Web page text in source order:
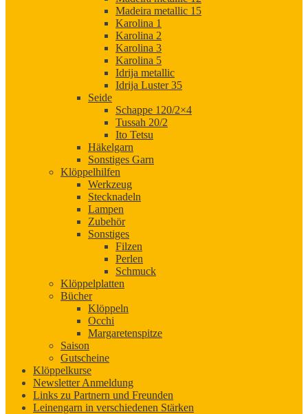
Madeira metallic 15
Karolina 1
Karolina 2
Karolina 3
Karolina 5
Idrija metallic
Idrija Luster 35
Seide
Schappe 120/2×4
Tussah 20/2
Ito Tetsu
Häkelgarn
Sonstiges Garn
Klöppelhilfen
Werkzeug
Stecknadeln
Lampen
Zubehör
Sonstiges
Filzen
Perlen
Schmuck
Klöppelplatten
Bücher
Klöppeln
Occhi
Margaretenspitze
Saison
Gutscheine
Klöppelkurse
Newsletter Anmeldung
Links zu Partnern und Freunden
Leinengarn in verschiedenen Stärken